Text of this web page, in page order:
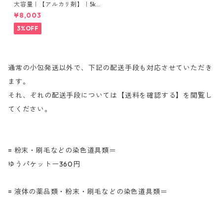
大容量｜【アルカリ剤】｜5kg
｜ソーダ灰（炭酸ナトリウ
ム）
¥8,003
3%OFF
通常の小包発送以外で、下記の配送手段も対応させていただき
ます。
それ、ぞれの配送手段については【送料を確認する】を閲覧し
てください。
= 粉末・刷毛などの染色道具類＝
ゆうパケットー360円
= 液体の薬品類・粉末・刷毛などの染色道具類＝